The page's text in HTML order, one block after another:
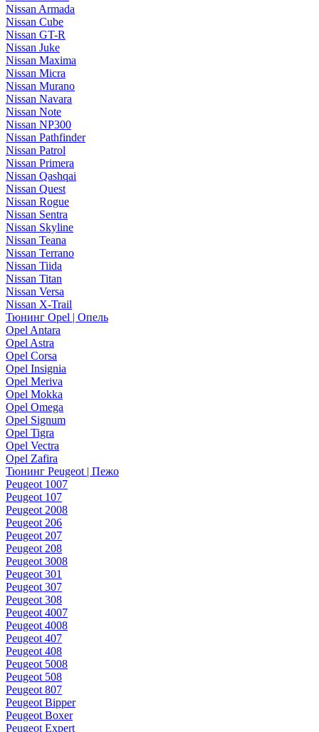
Nissan Armada
Nissan Cube
Nissan GT-R
Nissan Juke
Nissan Maxima
Nissan Micra
Nissan Murano
Nissan Navara
Nissan Note
Nissan NP300
Nissan Pathfinder
Nissan Patrol
Nissan Primera
Nissan Qashqai
Nissan Quest
Nissan Rogue
Nissan Sentra
Nissan Skyline
Nissan Teana
Nissan Terrano
Nissan Tiida
Nissan Titan
Nissan Versa
Nissan X-Trail
Тюнинг Opel | Опель
Opel Antara
Opel Astra
Opel Corsa
Opel Insignia
Opel Meriva
Opel Mokka
Opel Omega
Opel Signum
Opel Tigra
Opel Vectra
Opel Zafira
Тюнинг Peugeot | Пежо
Peugeot 1007
Peugeot 107
Peugeot 2008
Peugeot 206
Peugeot 207
Peugeot 208
Peugeot 3008
Peugeot 301
Peugeot 307
Peugeot 308
Peugeot 4007
Peugeot 4008
Peugeot 407
Peugeot 408
Peugeot 5008
Peugeot 508
Peugeot 807
Peugeot Bipper
Peugeot Boxer
Peugeot Expert